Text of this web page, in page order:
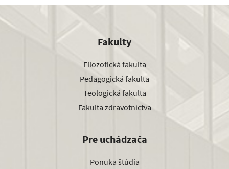
Fakulty
Filozofická fakulta
Pedagogická fakulta
Teologická fakulta
Fakulta zdravotníctva
Pre uchádzača
Ponuka štúdia